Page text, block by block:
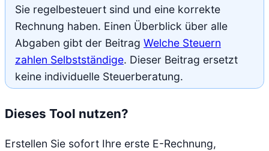
Sie regelbesteuert sind und eine korrekte
Rechnung haben. Einen Überblick über alle
Abgaben gibt der Beitrag Welche Steuern
zahlen Selbstständige. Dieser Beitrag ersetzt
keine individuelle Steuerberatung.
Dieses Tool nutzen?
Erstellen Sie sofort Ihre erste E-Rechnung,